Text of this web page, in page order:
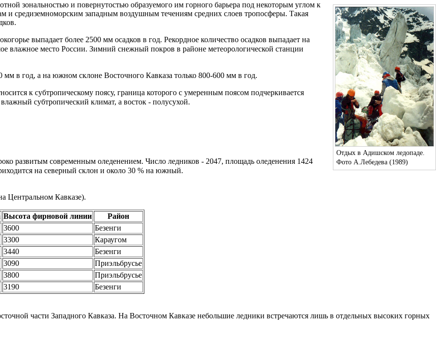
Отдых в Адишском ледопаде.
Фото А.Лебедева (1989)
зональностью и повернутостью образуемого им горного барьера под некоторым углом к
и средиземноморским западным воздушным течениям средних слоев тропосферы. Такая
выпадает более 2500 мм осадков в год. Рекордное количество осадков выпадает на
влажное место России. Зимний снежный покров в районе метеорологической станции
мм в год, а на южном склоне Восточного Кавказа только 800-600 мм в год.
к субтропическому поясу, граница которого с умеренным поясом подчеркивается
субтропический климат, а восток - полусухой.
развитым современным оледенением. Число ледников - 2047, площадь оледенения 1424
на северный склон и около 30 % на южный.
Центральном Кавказе).
Высота фирновой линии
Район
3600
Безенги
3300
Караугом
3440
Безенги
3090
Приэльбрусье
3800
Приэльбрусье
3190 Безенги
части Западного Кавказа. На Восточном Кавказе небольшие ледники встречаются лишь в отдельных высоких горных